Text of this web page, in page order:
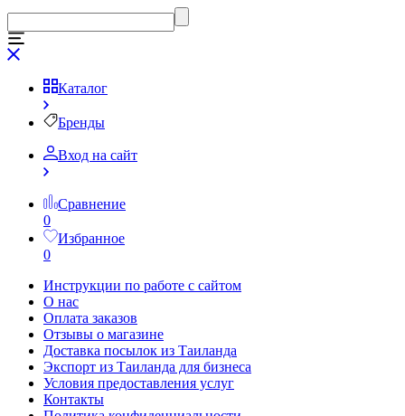
Каталог
Бренды
Вход на сайт
Сравнение
0
Избранное
0
Инструкции по работе с сайтом
О нас
Оплата заказов
Отзывы о магазине
Доставка посылок из Таиланда
Экспорт из Таиланда для бизнеса
Условия предоставления услуг
Контакты